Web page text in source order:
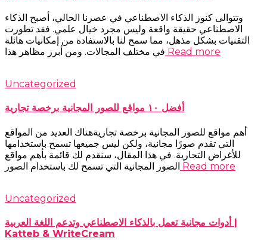
وتتوالى كنوز الذكاء الاصطناعي في عصرنا الحالي، أصبح الذكاء
الاصطناعي حقيقة واقعة وليس مجرد خيال علمي. فقد تطورت
التقنيات بشكل مذهل، مما سمح لنا بالاستفادة من إمكانيات هائلة
في مختلف المجالات. ومن أبرز مظاهر هذا Read more
Uncategorized
أفضل ١٠ مواقع للصور المجانية برخصة تجارية
أهم مواقع للصور المجانية برخصة تجاريةهناك العديد من المواقع
التي تقدم صورًا مجانية، ولكن ليس جميعها تسمح باستخدامها
للأغراض التجارية. في هذا المقال، سنقدم لك قائمة بأهم مواقع
الصور المجانية التي تسمح لك باستخدام الصور Read more
Uncategorized
أدوات مجانية تعمل بالذكاء الاصطناعي وتدعم اللغة العربية |
Katteb & WriteCream